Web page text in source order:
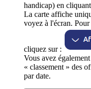
handicap) en
La carte affiche
voyez à l'écran.
cliquez sur :
Vous avez
« classement » des
par date.